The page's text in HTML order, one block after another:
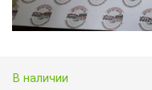
В наличии